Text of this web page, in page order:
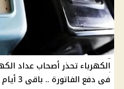
الكهرباء تحذر أصحاب عداد
فى دفع الفاتورة .. باقى 3 أيام